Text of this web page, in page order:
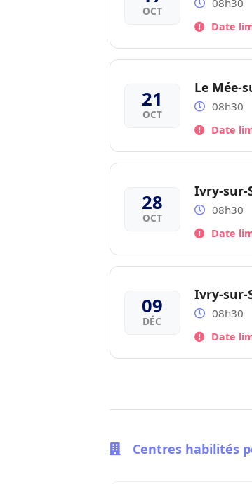
OCT
08h30
Date
21
OCT
Le Mée-
08h30
Date
28
OCT
Ivry-sur-
08h30
Date
09
DÉC
Ivry-sur-
08h30
Date
Centres habilités